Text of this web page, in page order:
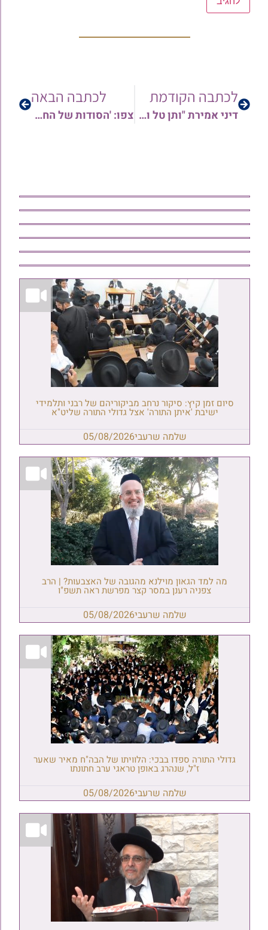
לכתבה הקודמת
דיני אמירת "ותן טל ומטר" בתפילה | הרב אורן צדוק
לכתבה הבאה
צפו: 'הסודות של החטופים' עומר שם־טוב ויוסף־חיים אוחנה | הרב ישי יפת
סיום זמן קיץ: סיקור נרחב מביקוריהם של רבני ותלמידי
ישיבת 'איתן התורה' אצל גדולי התורה שליט"א
שלמה שרעבי05/08/2026
מה למד הגאון מוילנא מהגובה של האצבעות? | הרב
צפניה רענן במסר קצר מפרשת ראה תשפ"ו
שלמה שרעבי05/08/2026
גדולי התורה ספדו בבכי: הלוויתו של הבה"ח מאיר שאער
ז"ל, שנהרג באופן טראגי ערב חתונתו
שלמה שרעבי05/08/2026